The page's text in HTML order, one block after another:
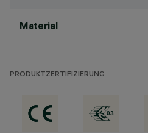
Material
PRODUKTZERTIFIZIERUNG